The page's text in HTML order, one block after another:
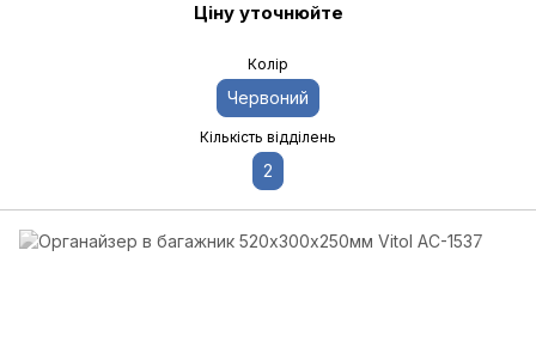
Ціну уточнюйте
Колір
Червоний
Кількість відділень
2